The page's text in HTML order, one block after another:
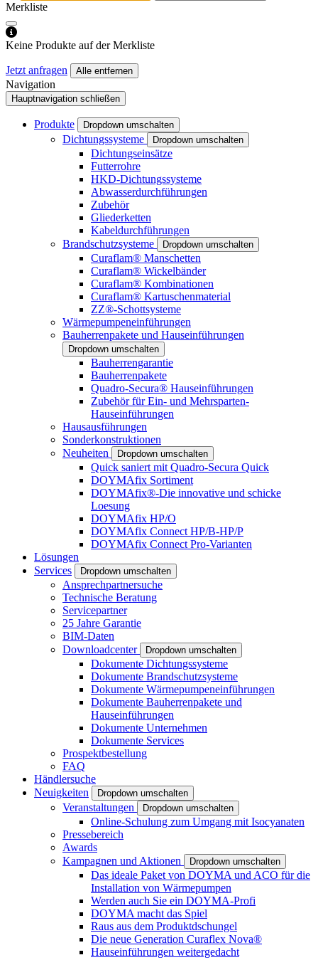
Merkliste
Keine Produkte auf der Merkliste
Jetzt anfragen Alle entfernen
Navigation
Hauptnavigation schließen
Produkte Dropdown umschalten
Dichtungssysteme Dropdown umschalten
Dichtungseinsätze
Futterrohre
HKD-Dichtungssysteme
Abwasserdurchführungen
Zubehör
Gliederketten
Kabeldurchführungen
Brandschutzsysteme
Dropdown umschalten
Curaflam® Manschetten
Curaflam® Wickelbänder
Curaflam® Kombinationen
Curaflam® Kartuschenmaterial
ZZ®-Schottsysteme
Wärmepumpeneinführungen
Bauherrenpakete und Hauseinführungen
Dropdown umschalten
Bauherrengarantie
Bauherrenpakete
Quadro-Secura® Hauseinführungen
Zubehör für Ein- und Mehrsparten-
Hauseinführungen
Hausausführungen
Sonderkonstruktionen
Neuheiten
Dropdown umschalten
Quick saniert mit Quadro-Secura Quick
DOYMAfix Sortiment
DOYMAfix®-Die innovative und schicke
Loesung
DOYMAfix HP/O
DOYMAfix Connect HP/B-HP/P
DOYMAfix Connect Pro-Varianten
Lösungen
Services
Dropdown umschalten
Ansprechpartnersuche
Technische Beratung
Servicepartner
25 Jahre Garantie
BIM-Daten
Downloadcenter
Dropdown umschalten
Dokumente Dichtungssysteme
Dokumente Brandschutzsysteme
Dokumente Wärmepumpeneinführungen
Dokumente Bauherrenpakete und
Hauseinführungen
Dokumente Unternehmen
Dokumente Services
Prospektbestellung
FAQ
Händlersuche
Neuigkeiten
Dropdown umschalten
Veranstaltungen Dropdown umschalten
Online-Schulung zum Umgang mit Isocyanaten
Pressebereich
Awards
Kampagnen und Aktionen
Dropdown umschalten
Das ideale Paket von DOYMA und ACO für die
Installation von Wärmepumpen
Werden auch Sie ein DOYMA-Profi
DOYMA macht das Spiel
Raus aus dem Produktdschungel
Die neue Generation Curaflex Nova®
Hauseinführungen weitergedacht